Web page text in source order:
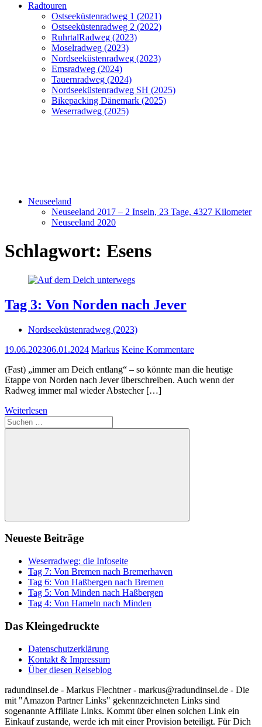
Radtouren
Ostseeküstenradweg 1 (2021)
Ostseeküstenradweg 2 (2022)
RuhrtalRadweg (2023)
Moselradweg (2023)
Nordseeküstenradweg (2023)
Emsradweg (2024)
Tauernradweg (2024)
Nordseeküstenradweg SH (2025)
Bikepacking Dänemark (2025)
Weserradweg (2025)
Neuseeland
Neuseeland 2017 – 2 Inseln, 23 Tage, 4327 Kilometer
Neuseeland 2020
Schlagwort: Esens
Tag 3: Von Norden nach Jever
Nordseeküstenradweg (2023)
19.06.202306.01.2024 Markus Keine Kommentare
(Fast) „immer am Deich entlang“ – so könnte man die heutige
Etappe von Norden nach Jever überschreiben. Auch wenn der
Radweg immer mal wieder Abstecher […]
Weiterlesen
Suchen
nach:
Suchen
Neueste Beiträge
Weserradweg: die Infoseite
Tag 7: Von Bremen nach Bremerhaven
Tag 6: Von Haßbergen nach Bremen
Tag 5: Von Minden nach Haßbergen
Tag 4: Von Hameln nach Minden
Das Kleingedruckte
Datenschutzerklärung
Kontakt & Impressum
Über diesen Reiseblog
radundinsel.de - Markus Flechtner - markus@radundinsel.de - Die
mit "Amazon Partner Links" gekennzeichneten Links sind
sogenannte Affiliate Links. Kommt über einen solchen Link ein
Einkauf zustande, werde ich mit einer Provision beteiligt. Für Dich